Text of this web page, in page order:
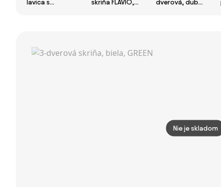
lavica s
modrá
skriňa FLAVIO,
dverová, dub
Nie je skladom